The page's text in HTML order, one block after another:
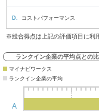
D. コストパフォーマンス
※総合得点は上記の評価項目に利
ランクイン企業の平均点との
マイナビワークス
ランクイン企業の平均
A